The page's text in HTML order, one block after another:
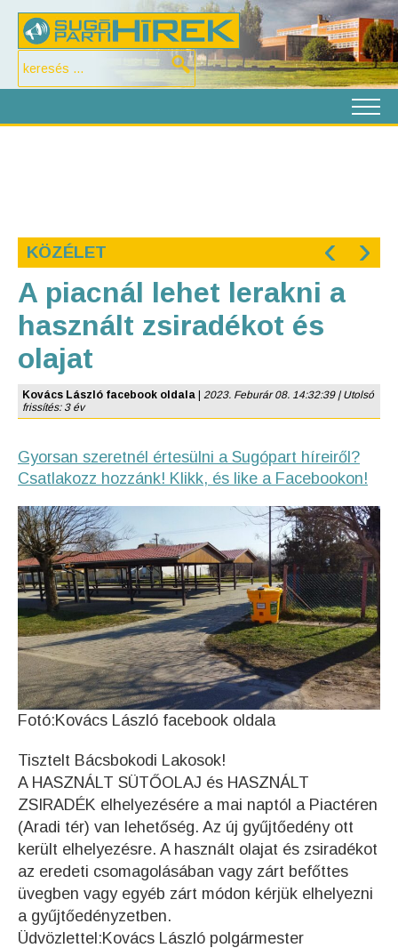
KÖZÉLET ‹ ›
A piacnál lehet lerakni a
használt zsiradékot és
olajat
Kovács László facebook oldala
2023. Feburár 08. 14:32:39 | Utolsó
frissítés: 3 év
Gyorsan szeretnél értesülni a Sugópart híreiről?
Csatlakozz hozzánk! Klikk, és like a Facebookon!
Fotó:Kovács László facebook oldala
Tisztelt Bácsbokodi Lakosok!
A HASZNÁLT SÜTŐOLAJ és HASZNÁLT
ZSIRADÉK elhelyezésére a mai naptól a Piactéren
(Aradi tér) van lehetőség. Az új gyűjtőedény ott
került elhelyezésre. A használt olajat és zsiradékot
az eredeti csomagolásában vagy zárt befőttes
üvegben vagy egyéb zárt módon kérjük elhelyezni
a gyűjtőedényzetben.
Üdvözlettel:Kovács László polgármester